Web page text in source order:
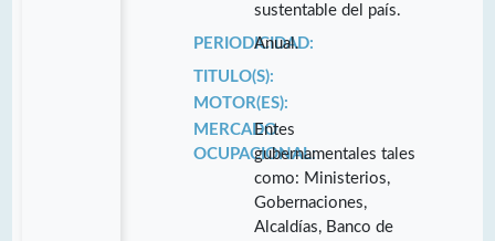
sustentable del país.
PERIODICIDAD:
Anual.
TITULO(S):
MOTOR(ES):
MERCADO
OCUPACIONAL:
Entes
gubernamentales tales
como: Ministerios,
Gobernaciones,
Alcaldías, Banco de